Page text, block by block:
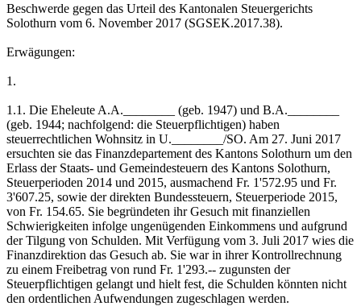
Beschwerde gegen das Urteil des Kantonalen Steuergerichts
Solothurn vom 6. November 2017 (SGSEK.2017.38).
Erwägungen:
1.
1.1. Die Eheleute A.A.________ (geb. 1947) und B.A.________
(geb. 1944; nachfolgend: die Steuerpflichtigen) haben
steuerrechtlichen Wohnsitz in U.________/SO. Am 27. Juni 2017
ersuchten sie das Finanzdepartement des Kantons Solothurn um den
Erlass der Staats- und Gemeindesteuern des Kantons Solothurn,
Steuerperioden 2014 und 2015, ausmachend Fr. 1'572.95 und Fr.
3'607.25, sowie der direkten Bundessteuern, Steuerperiode 2015,
von Fr. 154.65. Sie begründeten ihr Gesuch mit finanziellen
Schwierigkeiten infolge ungenügenden Einkommens und aufgrund
der Tilgung von Schulden. Mit Verfügung vom 3. Juli 2017 wies die
Finanzdirektion das Gesuch ab. Sie war in ihrer Kontrollrechnung
zu einem Freibetrag von rund Fr. 1'293.-- zugunsten der
Steuerpflichtigen gelangt und hielt fest, die Schulden könnten nicht
den ordentlichen Aufwendungen zugeschlagen werden.